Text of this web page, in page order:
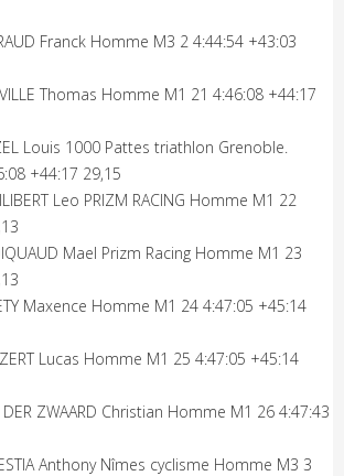
Franck Homme M3 2 4:44:54 +43:03
Thomas Homme M1 21 4:46:08 +44:17
Louis 1000 Pattes triathlon Grenoble.
+44:17 29,15
Leo PRIZM RACING Homme M1 22
Mael Prizm Racing Homme M1 23
Maxence Homme M1 24 4:47:05 +45:14
Lucas Homme M1 25 4:47:05 +45:14
DER ZWAARD Christian Homme M1 26 4:47:43
Anthony Nîmes cyclisme Homme M3 3